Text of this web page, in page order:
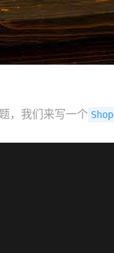
，我们来写一个 Shop